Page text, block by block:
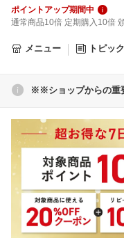
ポイントアップ期間中
通常商品10倍 定期購入10倍
メニュー トピッ
※※ショップからの